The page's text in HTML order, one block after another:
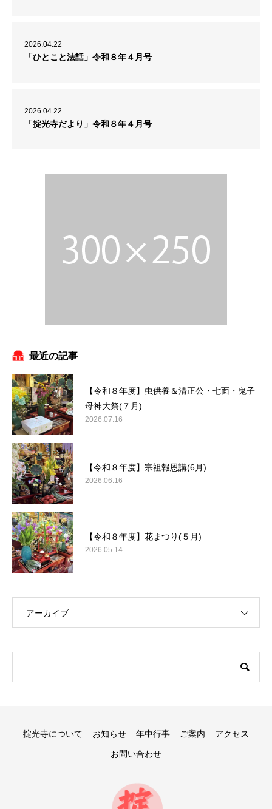
2026.04.22
「ひとこと法話」令和８年４月号
2026.04.22
「掟光寺だより」令和８年４月号
最近の記事
【令和８年度】虫供養＆清正公・七面・鬼子
母神大祭(７月)
2026.07.16
【令和８年度】宗祖報恩講(6月)
2026.06.16
【令和８年度】花まつり(５月)
2026.05.14
アーカイブ
掟光寺について お知らせ 年中行事 ご案内 アクセス
お問い合わせ